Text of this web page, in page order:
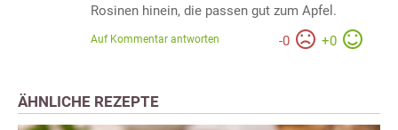
Rosinen hinein, die passen gut zum Apfel.
-0 +0
Auf Kommentar antworten
ÄHNLICHE REZEPTE